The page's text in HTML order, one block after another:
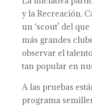
y la Recreación,
un ‘scout’ del
más grandes
observar el
tan popular en
A las pruebas
programa